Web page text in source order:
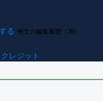
る 例文の編集履歴（39）
クレジット